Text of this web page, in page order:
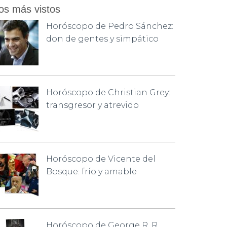
más vistos
Horóscopo de Pedro Sánchez:
don de gentes y simpático
Horóscopo de Christian Grey:
transgresor y atrevido
Horóscopo de Vicente del
Bosque: frío y amable